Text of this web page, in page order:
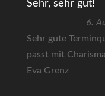
Sehr, sehr gut!
6.
Sehr gute
passt mit
Eva Grenz